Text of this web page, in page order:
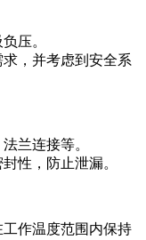
压。
，并考虑到安全系
兰连接等。
性，防止泄漏。
作温度范围内保持